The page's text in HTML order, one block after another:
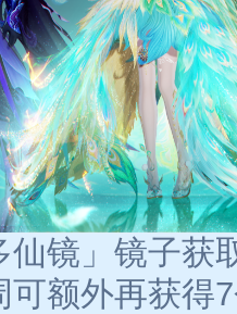
仙镜」镜子获
可额外再获得